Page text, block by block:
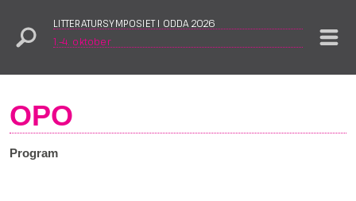
LITTERATURSYMPOSIET I ODDA 2026
1.–4. oktober
OPO
Program